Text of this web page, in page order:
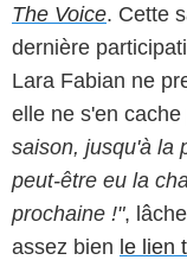
The Voice. Cette
dernière
Lara Fabian ne
elle ne s'en cache
saison, jusqu'à la
peut-être eu la
prochaine !",
assez bien le lien